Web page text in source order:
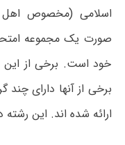
اسلامی (مخصوص اهل
صورت یک مجموعه
خود است. برخی از این
برخی از آنها دارای
ارائه شده اند. این